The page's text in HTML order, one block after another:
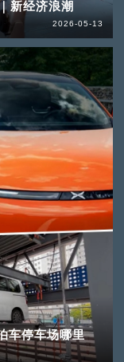
新经济浪潮
2026-05-13
车停车场哪里